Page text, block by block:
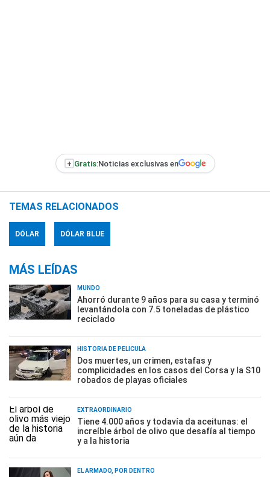
+ Gratis:Noticias exclusivas en
TEMAS RELACIONADOS
DÓLAR DÓLAR BLUE
MÁS LEÍDAS
MUNDO
Ahorró durante 9 años para su casa y terminó
levantándola con 7.5 toneladas de plástico
reciclado
HISTORIA DE PELÍCULA
Dos muertes, un crimen, estafas y
complicidades en los casos del Corsa y la S10
robados de playas oficiales
EXTRAORDINARIO
Tiene 4.000 años y todavía da aceitunas: el
increíble árbol de olivo que desafía al tiempo
y a la historia
EL ARMADO, POR DENTRO